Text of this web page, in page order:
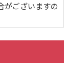
がございますの